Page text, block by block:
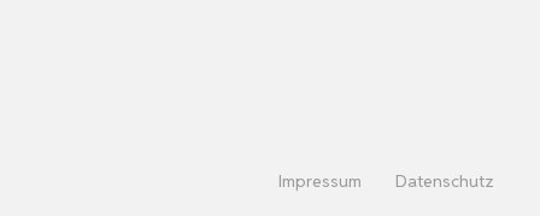
Impressum Datenschutz